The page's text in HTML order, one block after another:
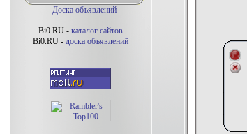
Доска объявлений
Bi0.RU - каталог сайтов
Bi0.RU - доска объявлений